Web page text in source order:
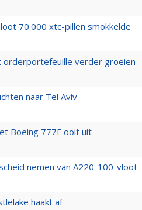
70.000 xtc-pillen smokkelde
orderportefeuille verder groeien
naar Tel Aviv
Boeing 777F ooit uit
nemen van A220-100-vloot
haakt af